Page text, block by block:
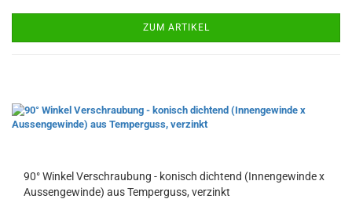
ZUM ARTIKEL
90° Winkel Verschraubung - konisch dichtend (Innengewinde x
Aussengewinde) aus Temperguss, verzinkt